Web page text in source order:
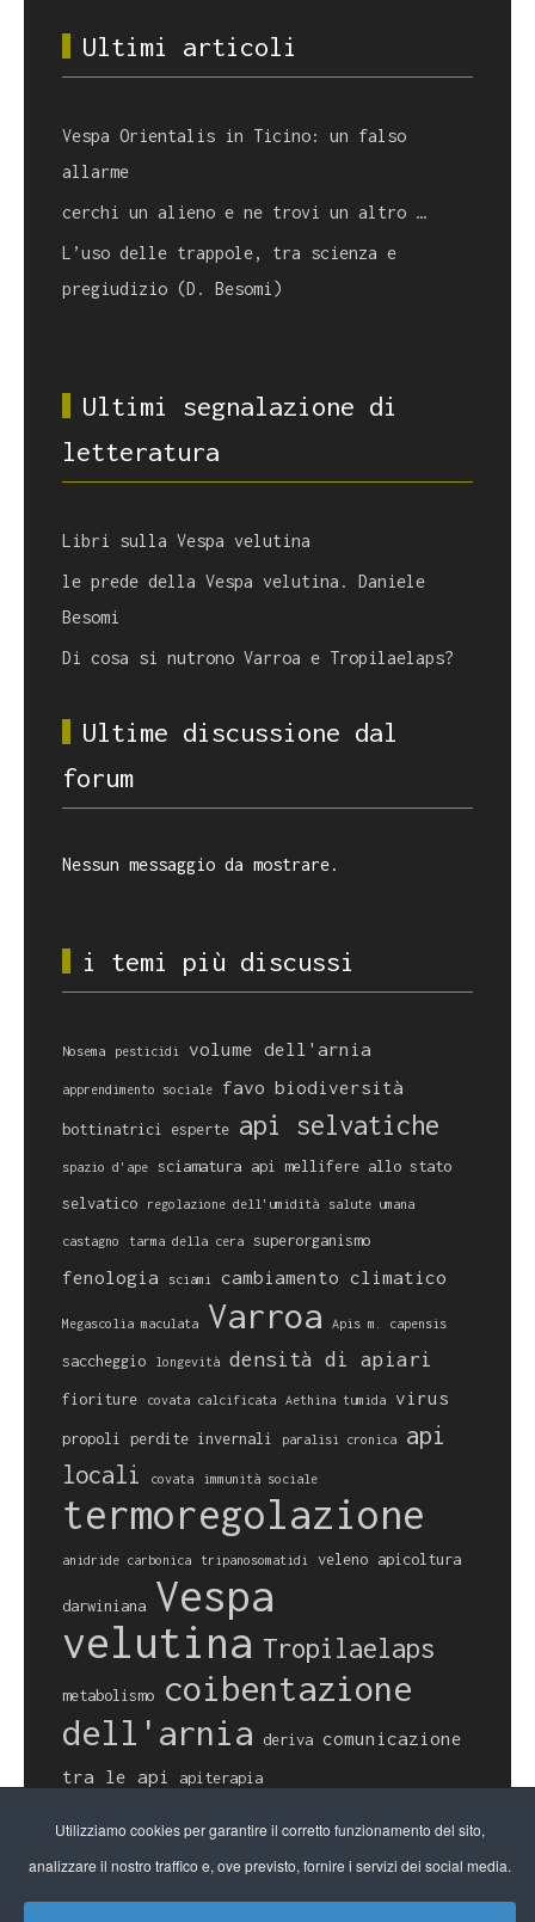
Utilizziamo cookies per garantire il corretto funzionamento del sito,
analizzare il nostro traffico e, ove previsto, fornire i servizi dei social media.
Ultimi articoli
Vespa Orientalis in Ticino: un falso
allarme
cerchi un alieno e ne trovi un altro …
L’uso delle trappole, tra scienza e
pregiudizio (D. Besomi)
Ultimi segnalazione di
letteratura
Libri sulla Vespa velutina
le prede della Vespa velutina. Daniele
Besomi
Di cosa si nutrono Varroa e Tropilaelaps?
Ultime discussione dal
forum
Nessun messaggio da mostrare.
i temi più discussi
Nosema pesticidi volume dell'arnia
apprendimento sociale favo biodiversità
bottinatrici esperte api selvatiche
spazio d'ape sciamatura api mellifere allo stato
selvatico regolazione dell'umidità salute umana
castagno tarma della cera superorganismo
fenologia sciami cambiamento climatico
Megascolia maculata Varroa Apis m. capensis
saccheggio longevità densità di apiari
fioriture covata calcificata Aethina tumida virus
propoli perdite invernali paralisi cronica
api
locali
covata immunità sociale
termoregolazione
anidride carbonica tripanosomatidi veleno apicoltura
darwiniana Vespa
velutina Tropilaelaps
metabolismo
coibentazione
dell'arnia
deriva comunicazione
tra le api
apiterapia